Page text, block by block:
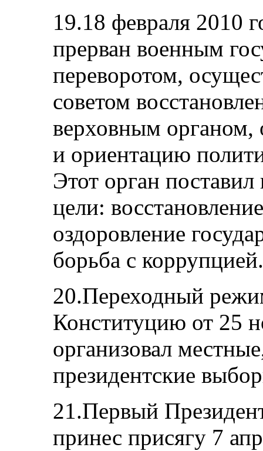
19.18 февраля 2010
прерван военным
переворотом,
советом
верховным органом,
и ориентацию
Этот орган
цели:
оздоровление
борьба с коррупцией.
20.Переходный
Конституцию от 25
организовал
президентские
21.Первый
принес присягу 7